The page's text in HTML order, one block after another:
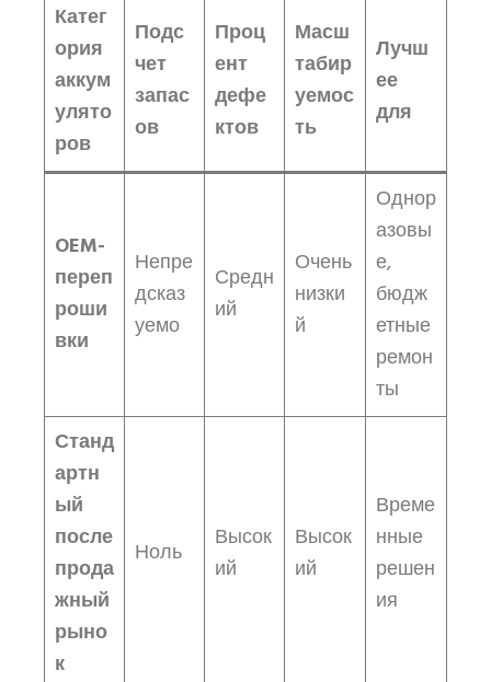
Катег
ория
аккум
улято
ров
Подс
чет
запас
ов
Проц
ент
дефе
ктов
Масш
табир
уемос
ть
Лучш
ее
для
OEM-
переп
роши
вки
Непре
дсказ
уемо
Средн
ий
Очень
низки
й
Однор
азовы
е,
бюдж
етные
ремон
ты
Станд
артн
ый
после
прода
жный
рыно
к
Ноль
Высок
ий
Высок
ий
Време
нные
решен
ия